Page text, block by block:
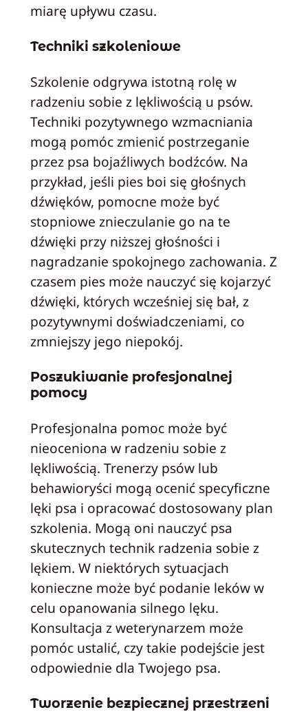
miarę upływu czasu.
Techniki szkoleniowe
Szkolenie odgrywa istotną rolę w
radzeniu sobie z lękliwością u psów.
Techniki pozytywnego wzmacniania
mogą pomóc zmienić postrzeganie
przez psa bojaźliwych bodźców. Na
przykład, jeśli pies boi się głośnych
dźwięków, pomocne może być
stopniowe znieczulanie go na te
dźwięki przy niższej głośności i
nagradzanie spokojnego zachowania. Z
czasem pies może nauczyć się kojarzyć
dźwięki, których wcześniej się bał, z
pozytywnymi doświadczeniami, co
zmniejszy jego niepokój.
Poszukiwanie profesjonalnej
pomocy
Profesjonalna pomoc może być
nieoceniona w radzeniu sobie z
lękliwością. Trenerzy psów lub
behawioryści mogą ocenić specyficzne
lęki psa i opracować dostosowany plan
szkolenia. Mogą oni nauczyć psa
skutecznych technik radzenia sobie z
lękiem. W niektórych sytuacjach
konieczne może być podanie leków w
celu opanowania silnego lęku.
Konsultacja z weterynarzem może
pomóc ustalić, czy takie podejście jest
odpowiednie dla Twojego psa.
Tworzenie bezpiecznej przestrzeni